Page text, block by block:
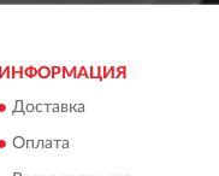
ИНФОРМАЦИЯ
Доставка
Оплата